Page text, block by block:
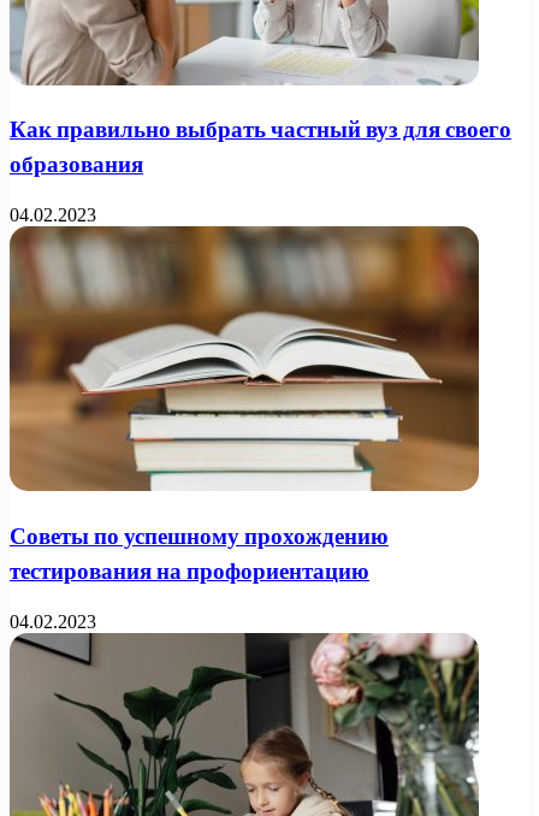
Как правильно выбрать частный вуз для своего
образования
04.02.2023
Советы по успешному прохождению
тестирования на профориентацию
04.02.2023